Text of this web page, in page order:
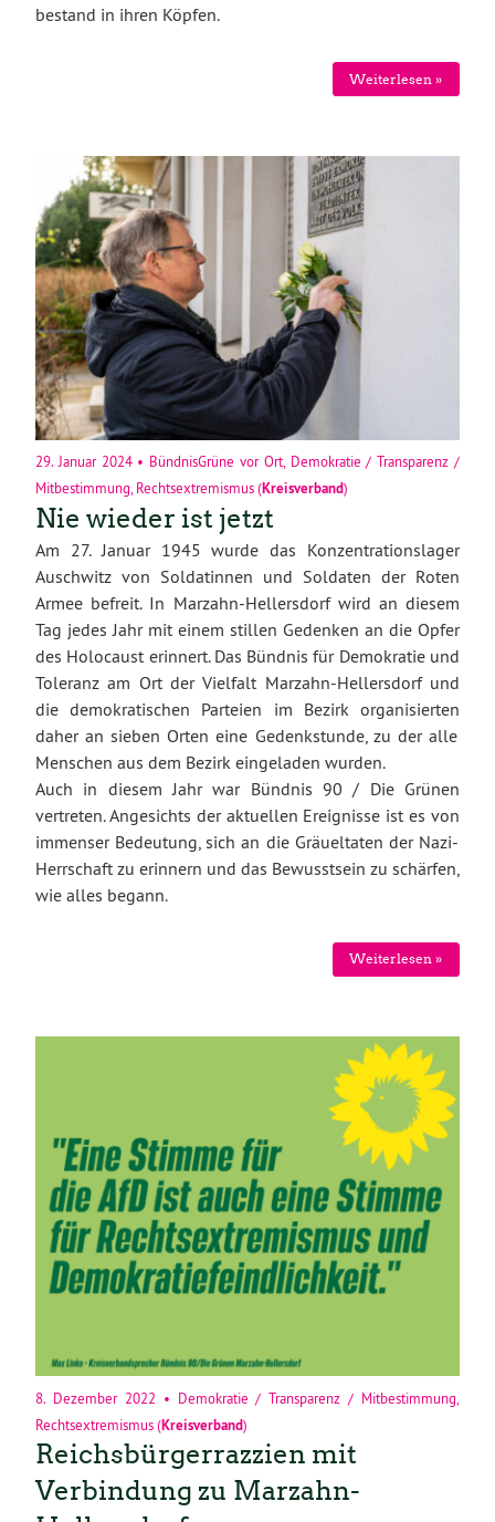
bestand in ihren Köpfen.
Weiterlesen »
29. Januar 2024• BündnisGrüne vor Ort, Demokratie / Transparenz /
Mitbestimmung Rechtsextremismus(Kreisverband)
Nie wieder ist jetzt
Am 27. Januar 1945 wurde das Konzentrationslager
Auschwitz von Soldatinnen und Soldaten der Roten
Armee befreit. In Marzahn-Hellersdorf wird an diesem
Tag jedes Jahr mit einem stillen Gedenken an die Opfer
des Holocaust erinnert. Das Bündnis für Demokratie und
Toleranz am Ort der Vielfalt Marzahn-Hellersdorf und
die demokratischen Parteien im Bezirk organisierten
daheran sieben Orten eine Gedenkstunde, zu der alle
Menschen aus dem Bezirk eingeladen wurden.
Auch in diesem Jahr war Bündnis 90 / Die Grünen
vertreten.Angesichts der aktuellen Ereignisse ist es von
immenser Bedeutung , sich an die Gräueltaten der Nazi-
Herrschaft zu erinnern und das Bewusstsein zu schärfen,
wie alles begann.
Weiterlesen »
8. Dezember 2022 • Demokratie / Transparenz / Mitbestimmung
Rechtsextremismus(Kreisverband)
Reichsbürgerrazzien mit
Verbindung zu Marzahn-